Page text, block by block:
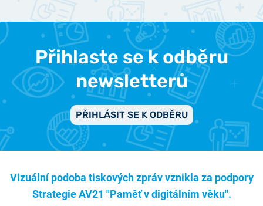
Přihlaste se k odběru
newsletterů
PŘIHLÁSIT SE K ODBĚRU
Vizuální podoba tiskových zpráv vznikla za podpory
Strategie AV21 "Paměť v digitálním věku".